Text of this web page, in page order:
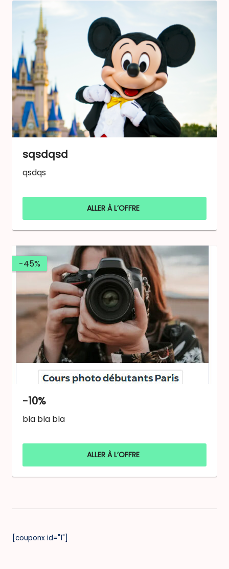
sqsdqsd
qsdqs
ALLER À L’OFFRE
-45%
-10%
bla bla bla
ALLER À L’OFFRE
[couponx id="1"]